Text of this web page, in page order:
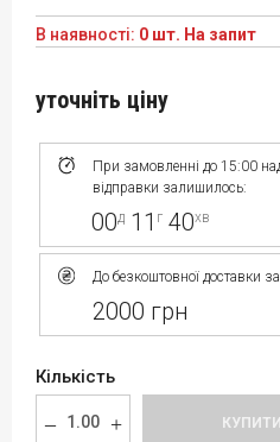
В наявності: 0 шт. На запит
При замовленні до 15:00
відправки залишилось:
00д 11 г 40хв
До безкоштовної доставки
2000 грн
уточніть ціну
Кількість
КУПИТИ